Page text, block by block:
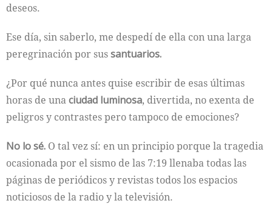
deseos.
Ese día, sin saberlo, me despedí de ella con una larga
peregrinación por sussantuarios.
¿Por qué nunca antes quise escribir de esas últimas
horas de unaciudad luminosa, divertida, no exenta de
peligros y contrastes pero tampoco de emociones?
No lo sé. O tal vez sí: en un principio porque la tragedia
ocasionada por el sismo de las 7:19 llenaba todas las
páginas de periódicos y revistas todos los espacios
noticiosos de la radio y la televisión.